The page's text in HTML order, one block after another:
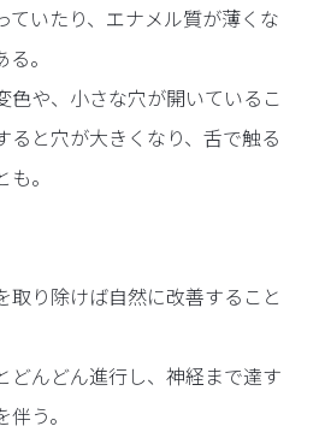
ていたり、エナメル質が薄くな
。
色や、小さな穴が開いているこ
ると穴が大きくなり、舌で触る
。
取り除けば自然に改善すること
どんどん進行し、神経まで達す
う。